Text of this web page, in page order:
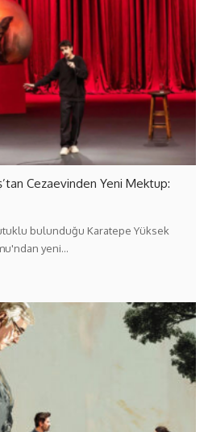
Cezaevinden Yeni Mektup:
bulunduğu Karatepe Yüksek
yeni…